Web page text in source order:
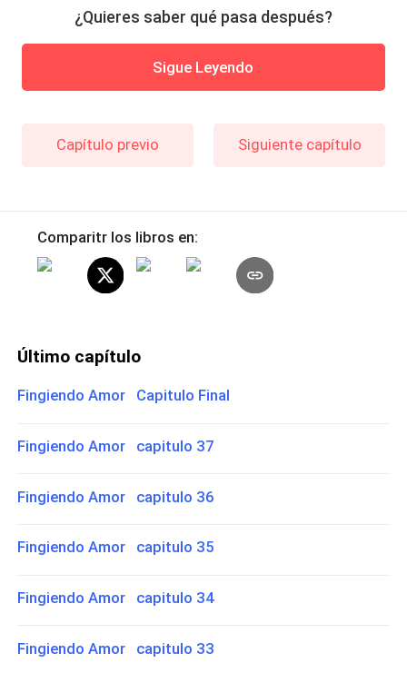
¿Quieres saber qué pasa después?
Sigue Leyendo
Capítulo previo Siguiente capítulo
Comparitr los libros en:
Último capítulo
Fingiendo Amor Capitulo Final
Fingiendo Amor capitulo 37
Fingiendo Amor capitulo 36
Fingiendo Amor capitulo 35
Fingiendo Amor capitulo 34
Fingiendo Amor capitulo 33